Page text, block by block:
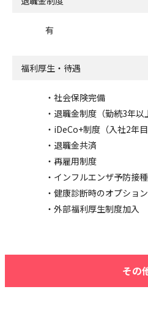
有
福利厚生・待遇
・社会保険完備
・退職金制度（勤続3年以
・iDeCo+制度（入社2年
・退職金共済
・再雇用制度
・インフルエンザ予防接
・健康診断時のオプショ
・外部福利厚生制度加入
その